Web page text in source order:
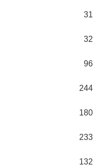
31
32
96
244
180
233
132